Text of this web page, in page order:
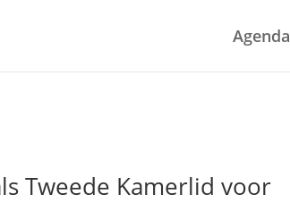
Agenda
Tweede Kamerlid voor